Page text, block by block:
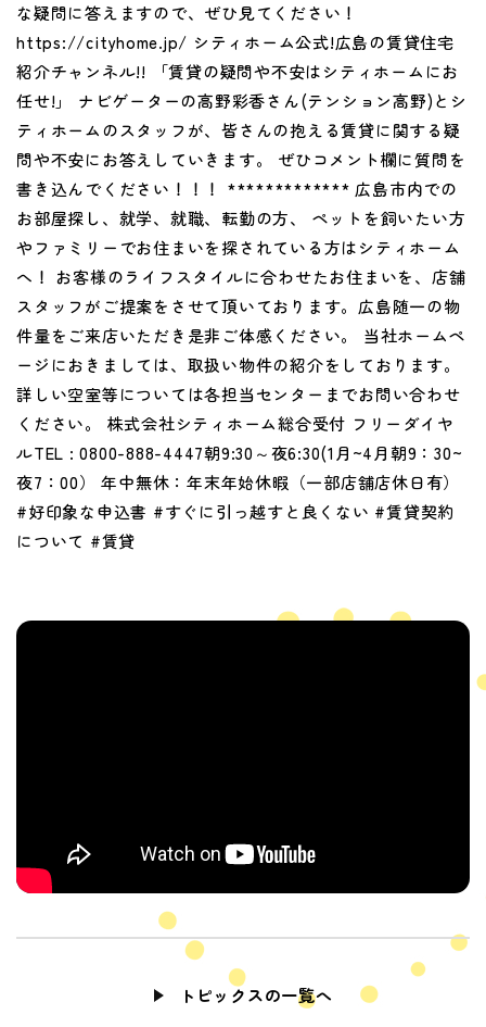
な疑問に答えますので、ぜひ見てください！
https://cityhome.jp/ シティホーム公式!広島の賃貸住宅
紹介チャンネル!! 「賃貸の疑問や不安はシティホームにお
任せ!」 ナビゲーターの高野彩香さん(テンション高野)とシ
ティホームのスタッフが、皆さんの抱える賃貸に関する疑
問や不安にお答えしていきます。 ぜひコメント欄に質問を
書き込んでください！！！ ************* 広島市内での
お部屋探し、就学、就職、転勤の方、 ペットを飼いたい方
やファミリーでお住まいを探されている方はシティホーム
へ！ お客様のライフスタイルに合わせたお住まいを、店舗
スタッフがご提案をさせて頂いております。広島随一の物
件量をご来店いただき是非ご体感ください。 当社ホームペ
ージにおきましては、取扱い物件の紹介をしております。
詳しい空室等については各担当センターまでお問い合わせ
ください。 株式会社シティホーム総合受付 フリーダイヤ
ルTEL : 0800-888-4447朝9:30～夜6:30(1月~4月朝9：30~
夜7：00） 年中無休：年末年始休暇（一部店舗店休日有）
#好印象な申込書 #すぐに引っ越すと良くない #賃貸契約
について #賃貸
トピックスの一覧へ